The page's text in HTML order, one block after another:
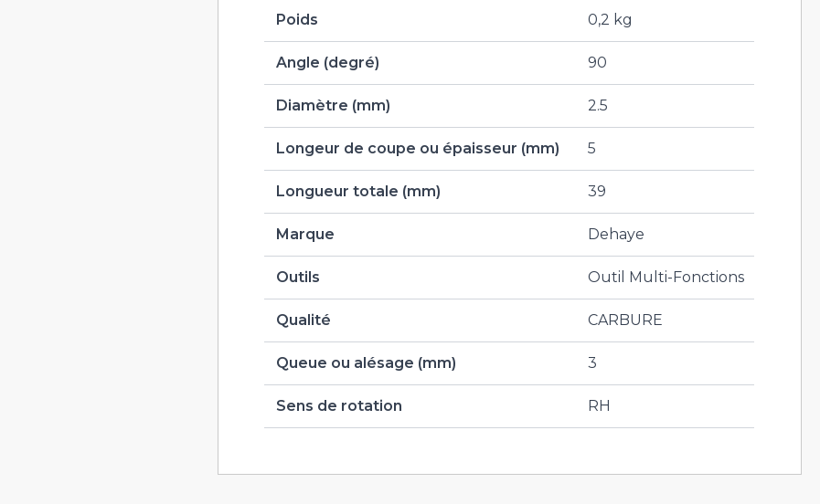
Poids 0,2 kg
Angle (degré) 90
Diamètre (mm) 2.5
Longeur de coupe ou épaisseur (mm) 5
Longueur totale (mm) 39
Marque Dehaye
Outils Outil Multi-Fonctions
Qualité CARBURE
Queue ou alésage (mm) 3
Sens de rotation RH